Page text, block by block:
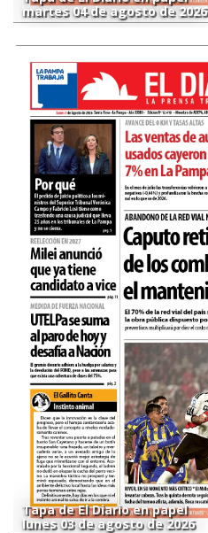
martes 04 de agosto de 2026
Tapa de El Diario en papel
lunes 03 de agosto de 2026